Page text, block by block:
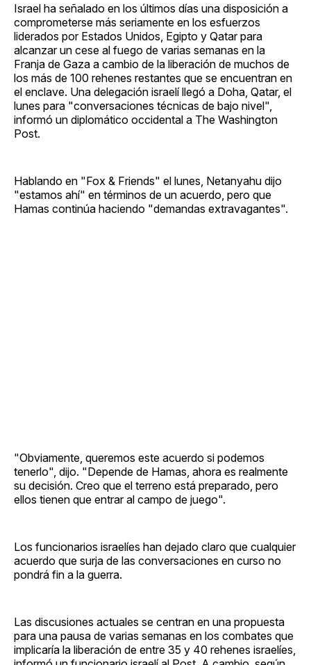
Israel ha señalado en los últimos días una disposición a
comprometerse más seriamente en los esfuerzos
liderados por Estados Unidos, Egipto y Qatar para
alcanzar un cese al fuego de varias semanas en la
Franja de Gaza a cambio de la liberación de muchos de
los más de 100 rehenes restantes que se encuentran en
el enclave. Una delegación israelí llegó a Doha, Qatar, el
lunes para "conversaciones técnicas de bajo nivel",
informó un diplomático occidental a The Washington
Post.
Hablando en "Fox & Friends" el lunes, Netanyahu dijo
"estamos ahí" en términos de un acuerdo, pero que
Hamas continúa haciendo "demandas extravagantes".
"Obviamente, queremos este acuerdo si podemos
tenerlo", dijo. "Depende de Hamas, ahora es realmente
su decisión. Creo que el terreno está preparado, pero
ellos tienen que entrar al campo de juego".
Los funcionarios israelíes han dejado claro que cualquier
acuerdo que surja de las conversaciones en curso no
pondrá fin a la guerra.
Las discusiones actuales se centran en una propuesta
para una pausa de varias semanas en los combates que
implicaría la liberación de entre 35 y 40 rehenes israelíes,